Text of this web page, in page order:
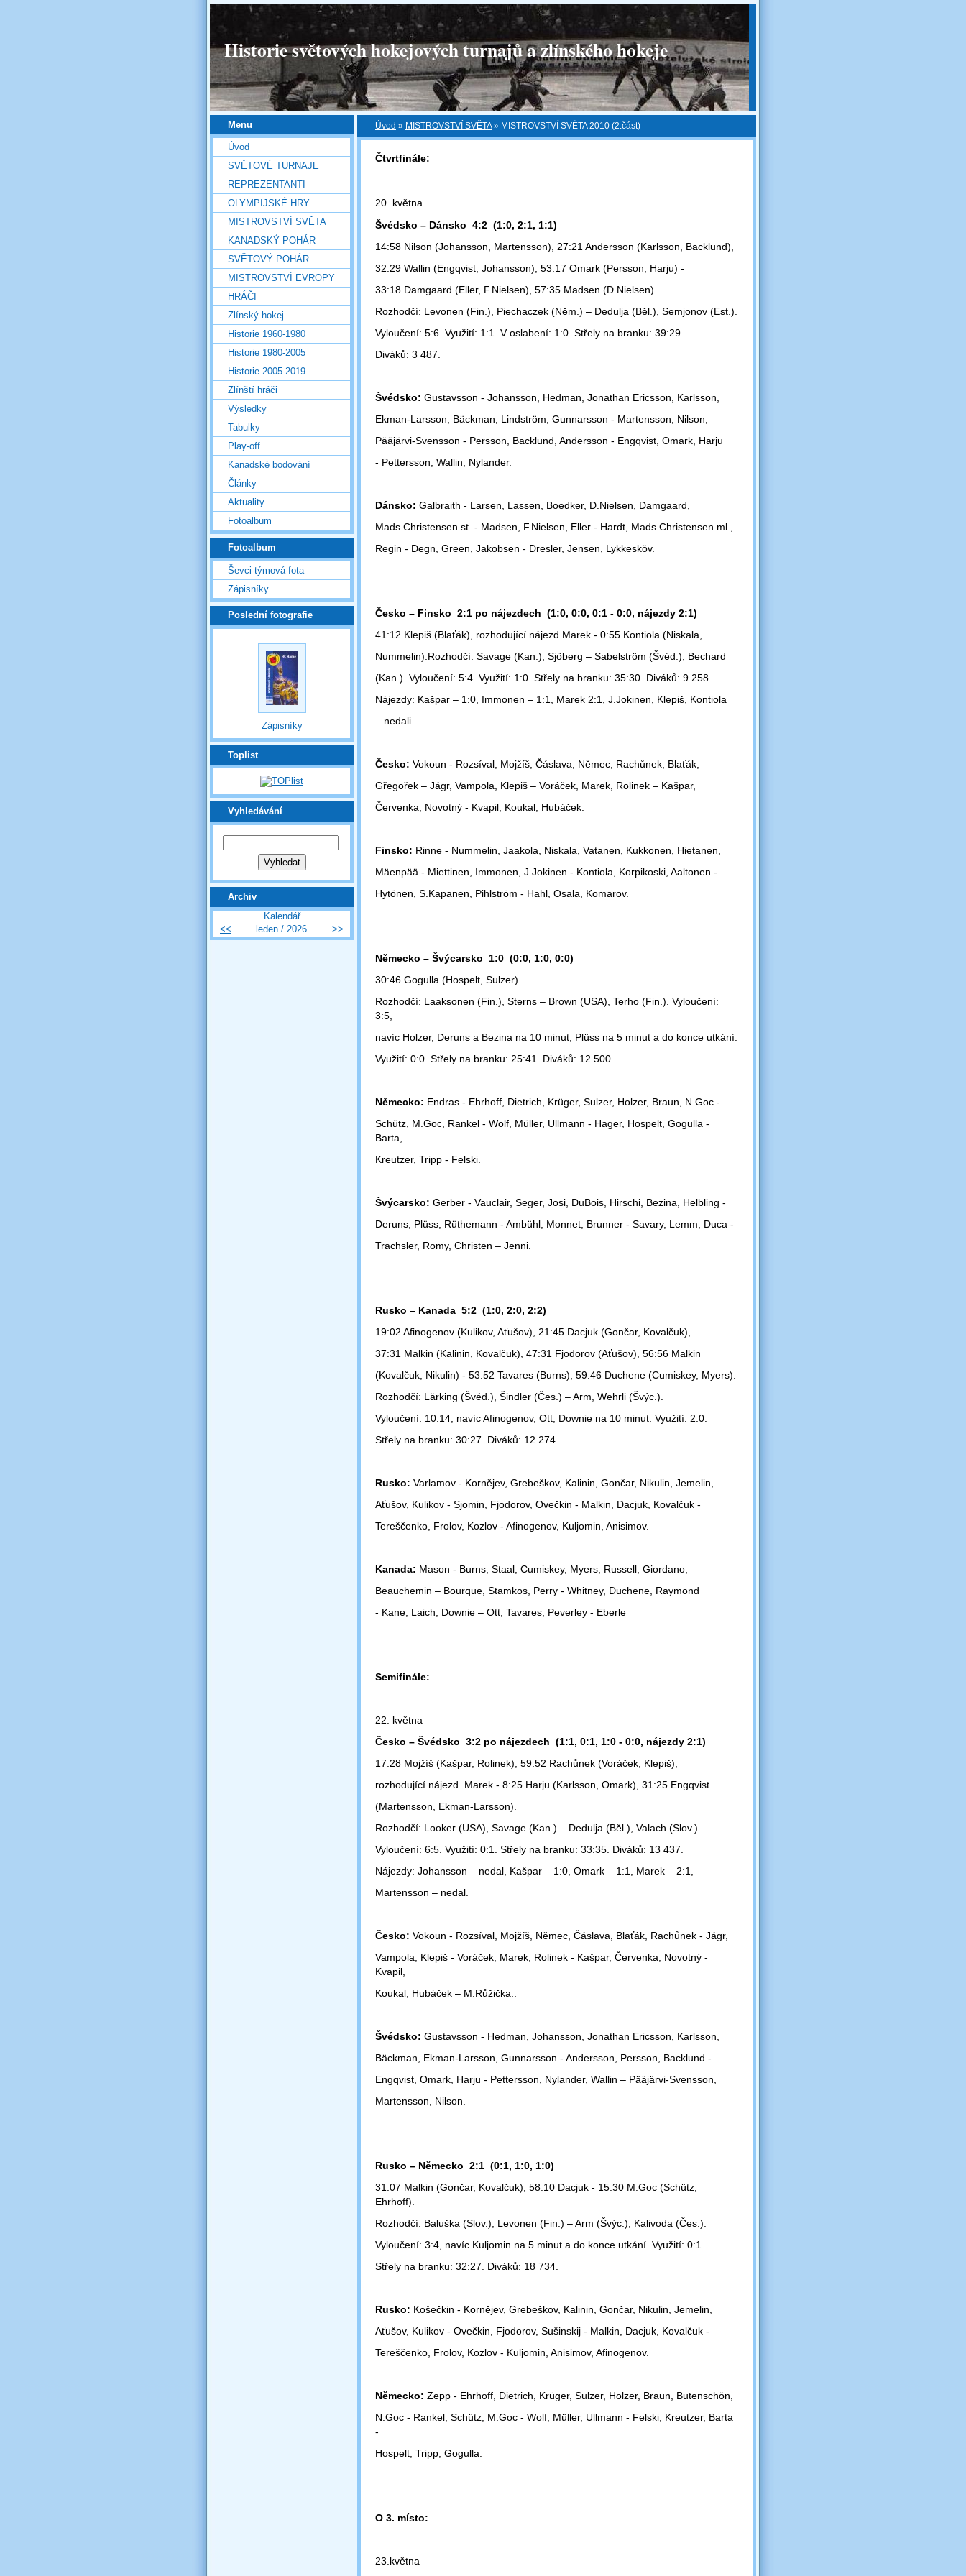
Historie světových hokejových turnajů a zlínského hokeje
Úvod » MISTROVSTVÍ SVĚTA» MISTROVSTVÍ SVĚTA 2010 (2.část)
Čtvrtfinále:
20. května
Švédsko – Dánsko 4:2 (1:0, 2:1, 1:1)
14:58 Nilson (Johansson, Martensson), 27:21 Andersson (Karlsson, Backlund),
32:29 Wallin (Engqvist, Johansson), 53:17 Omark (Persson, Harju) -
33:18 Damgaard (Eller, F.Nielsen), 57:35 Madsen (D.Nielsen).
Rozhodčí: Levonen (Fin.), Piechaczek (Něm.) – Dedulja (Běl.), Semjonov (Est.).
Vyloučení: 5:6. Využití: 1:1. V oslabení: 1:0. Střely na branku: 39:29.
Diváků: 3 487.
Švédsko: Gustavsson - Johansson, Hedman, Jonathan Ericsson, Karlsson,
Ekman-Larsson, Bäckman, Lindström, Gunnarsson - Martensson, Nilson,
Pääjärvi-Svensson - Persson, Backlund, Andersson - Engqvist, Omark, Harju
- Pettersson, Wallin, Nylander.
Dánsko: Galbraith - Larsen, Lassen, Boedker, D.Nielsen, Damgaard,
Mads Christensen st. - Madsen, F.Nielsen, Eller - Hardt, Mads Christensen ml.,
Regin - Degn, Green, Jakobsen - Dresler, Jensen, Lykkesköv.
Česko – Finsko 2:1 po nájezdech (1:0, 0:0, 0:1 - 0:0, nájezdy 2:1)
41:12 Klepiš (Blaťák), rozhodující nájezd Marek - 0:55 Kontiola (Niskala,
Nummelin). Rozhodčí: Savage (Kan.), Sjöberg – Sabelström (Švéd.), Bechard
(Kan.). Vyloučení: 5:4. Využití: 1:0. Střely na branku: 35:30. Diváků: 9 258.
Nájezdy: Kašpar – 1:0, Immonen – 1:1, Marek 2:1, J.Jokinen, Klepiš, Kontiola
– nedali.
Česko: Vokoun - Rozsíval, Mojžíš, Čáslava, Němec, Rachůnek, Blaťák,
Gřegořek – Jágr, Vampola, Klepiš – Voráček, Marek, Rolinek – Kašpar,
Červenka, Novotný - Kvapil, Koukal, Hubáček.
Finsko: Rinne - Nummelin, Jaakola, Niskala, Vatanen, Kukkonen, Hietanen,
Mäenpää - Miettinen, Immonen, J.Jokinen - Kontiola, Korpikoski, Aaltonen -
Hytönen, S.Kapanen, Pihlström - Hahl, Osala, Komarov.
Německo – Švýcarsko 1:0 (0:0, 1:0, 0:0)
30:46 Gogulla (Hospelt, Sulzer).
Rozhodčí: Laaksonen (Fin.), Sterns – Brown (USA), Terho (Fin.). Vyloučení:
3:5,
navíc Holzer, Deruns a Bezina na 10 minut, Plüss na 5 minut a do konce utkání.
Využití: 0:0. Střely na branku: 25:41. Diváků: 12 500.
Německo: Endras - Ehrhoff, Dietrich, Krüger, Sulzer, Holzer, Braun, N.Goc -
Schütz, M.Goc, Rankel - Wolf, Müller, Ullmann - Hager, Hospelt, Gogulla -
Barta,
Kreutzer, Tripp - Felski.
Švýcarsko: Gerber - Vauclair, Seger, Josi, DuBois, Hirschi, Bezina, Helbling -
Deruns, Plüss, Rüthemann - Ambühl, Monnet, Brunner - Savary, Lemm, Duca -
Trachsler, Romy, Christen – Jenni.
Rusko – Kanada 5:2 (1:0, 2:0, 2:2)
19:02 Afinogenov (Kulikov, Aťušov), 21:45 Dacjuk (Gončar, Kovalčuk),
37:31 Malkin (Kalinin, Kovalčuk), 47:31 Fjodorov (Aťušov), 56:56 Malkin
(Kovalčuk, Nikulin) - 53:52 Tavares (Burns), 59:46 Duchene (Cumiskey, Myers).
Rozhodčí: Lärking (Švéd.), Šindler (Čes.) – Arm, Wehrli (Švýc.).
Vyloučení: 10:14, navíc Afinogenov, Ott, Downie na 10 minut. Využití. 2:0.
Střely na branku: 30:27. Diváků: 12 274.
Rusko: Varlamov - Kornějev, Grebeškov, Kalinin, Gončar, Nikulin, Jemelin,
Aťušov, Kulikov - Sjomin, Fjodorov, Ovečkin - Malkin, Dacjuk, Kovalčuk -
Tereščenko, Frolov, Kozlov - Afinogenov, Kuljomin, Anisimov.
Kanada: Mason - Burns, Staal, Cumiskey, Myers, Russell, Giordano,
Beauchemin – Bourque, Stamkos, Perry - Whitney, Duchene, Raymond
- Kane, Laich, Downie – Ott, Tavares, Peverley - Eberle
Semifinále:
22. května
Česko – Švédsko 3:2 po nájezdech (1:1, 0:1, 1:0 - 0:0, nájezdy 2:1)
17:28 Mojžíš (Kašpar, Rolinek), 59:52 Rachůnek (Voráček, Klepiš),
rozhodující nájezd Marek - 8:25 Harju (Karlsson, Omark), 31:25 Engqvist
(Martensson, Ekman-Larsson).
Rozhodčí: Looker (USA), Savage (Kan.) – Dedulja (Běl.), Valach (Slov.).
Vyloučení: 6:5. Využití: 0:1. Střely na branku: 33:35. Diváků: 13 437.
Nájezdy: Johansson – nedal, Kašpar – 1:0, Omark – 1:1, Marek – 2:1,
Martensson – nedal.
Česko: Vokoun - Rozsíval, Mojžíš, Němec, Čáslava, Blaťák, Rachůnek - Jágr,
Vampola, Klepiš - Voráček, Marek, Rolinek - Kašpar, Červenka, Novotný -
Kvapil,
Koukal, Hubáček – M.Růžička..
Švédsko: Gustavsson - Hedman, Johansson, Jonathan Ericsson, Karlsson,
Bäckman, Ekman-Larsson, Gunnarsson - Andersson, Persson, Backlund -
Engqvist, Omark, Harju - Pettersson, Nylander, Wallin – Pääjärvi-Svensson,
Martensson, Nilson.
Rusko – Německo 2:1 (0:1, 1:0, 1:0)
31:07 Malkin (Gončar, Kovalčuk), 58:10 Dacjuk - 15:30 M.Goc (Schütz,
Ehrhoff).
Rozhodčí: Baluška (Slov.), Levonen (Fin.) – Arm (Švýc.), Kalivoda (Čes.).
Vyloučení: 3:4, navíc Kuljomin na 5 minut a do konce utkání. Využití: 0:1.
Střely na branku: 32:27. Diváků: 18 734.
Rusko: Košečkin - Kornějev, Grebeškov, Kalinin, Gončar, Nikulin, Jemelin,
Aťušov, Kulikov - Ovečkin, Fjodorov, Sušinskij - Malkin, Dacjuk, Kovalčuk -
Tereščenko, Frolov, Kozlov - Kuljomin, Anisimov, Afinogenov.
Německo: Zepp - Ehrhoff, Dietrich, Krüger, Sulzer, Holzer, Braun, Butenschön,
N.Goc - Rankel, Schütz, M.Goc - Wolf, Müller, Ullmann - Felski, Kreutzer, Barta
-
Hospelt, Tripp, Gogulla.
O 3. místo:
23.května
Menu
Úvod
SVĚTOVÉ TURNAJE
REPREZENTANTI
OLYMPIJSKÉ HRY
MISTROVSTVÍ SVĚTA
KANADSKÝ POHÁR
SVĚTOVÝ POHÁR
MISTROVSTVÍ EVROPY
HRÁČI
Zlínský hokej
Historie 1960-1980
Historie 1980-2005
Historie 2005-2019
Zlínští hráči
Výsledky
Tabulky
Play-off
Kanadské bodování
Články
Aktuality
Fotoalbum
Fotoalbum
Ševci-týmová fota
Zápisníky
Poslední fotografie
Zápisníky
Toplist
Vyhledávání
Archiv
Kalendář
<<
leden / 2026 >>